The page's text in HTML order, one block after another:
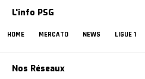
L'info PSG
HOME MERCATO NEWS LIGUE 1
Nos Réseaux